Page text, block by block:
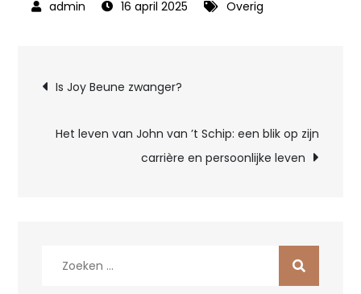
16 april 2025 Overig
Bericht
navigatie
Is Joy Beune zwanger?
Het leven van John van ’t Schip: een blik op zijn
carrière en persoonlijke leven